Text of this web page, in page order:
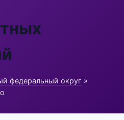
федеральный округ »